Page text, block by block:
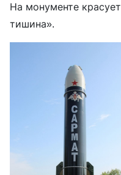
На монументе
тишина».